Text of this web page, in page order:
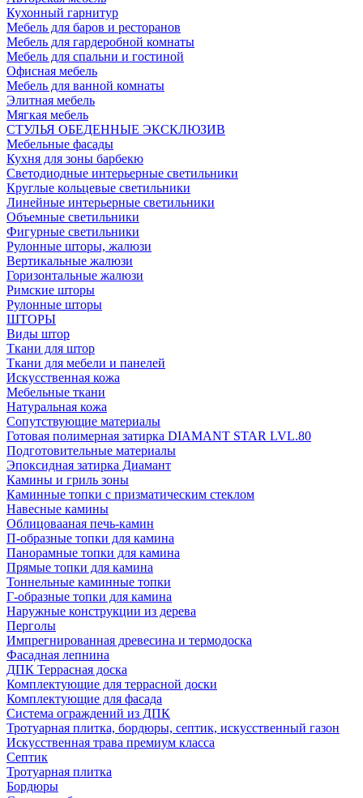
Кухонный гарнитур
Мебель для баров и ресторанов
Мебель для гардеробной комнаты
Мебель для спальни и гостиной
Офисная мебель
Мебель для ванной комнаты
Элитная мебель
Мягкая мебель
СТУЛЬЯ ОБЕДЕННЫЕ ЭКСКЛЮЗИВ
Мебельные фасады
Кухня для зоны барбекю
Светодиодные интерьерные светильники
Круглые кольцевые светильники
Линейные интерьерные светильники
Объемные светильники
Фигурные светильники
Рулонные шторы, жалюзи
Вертикальные жалюзи
Горизонтальные жалюзи
Римские шторы
Рулонные шторы
ШТОРЫ
Виды штор
Ткани для штор
Ткани для мебели и панелей
Искусственная кожа
Мебельные ткани
Натуральная кожа
Сопутствующие материалы
Готовая полимерная затирка DIAMANT STAR LVL.80
Подготовительные материалы
Эпоксидная затирка Диамант
Камины и гриль зоны
Каминные топки с призматическим стеклом
Навесные камины
Облицовааная печь-камин
П-образные топки для камина
Панорамные топки для камина
Прямые топки для камина
Тоннельные каминные топки
Г-образные топки для камина
Наружные конструкции из дерева
Перголы
Импрегнированная древесина и термодоска
Фасадная лепнина
ДПК Террасная доска
Комплектующие для террасной доски
Комплектующие для фасада
Система ограждений из ДПК
Тротуарная плитка, бордюры, септик, искусственный газон
Искусственная трава премиум класса
Септик
Тротуарная плитка
Бордюры